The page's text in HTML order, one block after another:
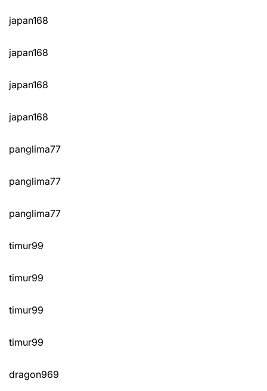
japan168
japan168
japan168
japan168
panglima77
panglima77
panglima77
timur99
timur99
timur99
timur99
dragon969